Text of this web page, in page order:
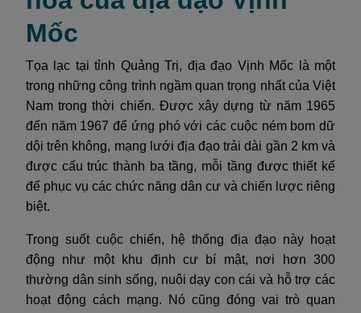
Mốc
Tọa lạc tại tỉnh Quảng Trị, địa đạo Vịnh Mốc là một
trong những công trình ngầm quan trọng nhất của Việt
Nam trong thời chiến. Được xây dựng từ năm 1965
đến năm 1967 để ứng phó với các cuộc ném bom dữ
dội trên không, mạng lưới địa đạo trải dài gần 2 km và
được cấu trúc thành ba tầng, mỗi tầng được thiết kế
để phục vụ các chức năng dân cư và chiến lược riêng
biệt.
Trong suốt cuộc chiến, hệ thống địa đạo này hoạt
động như một khu định cư bí mật, nơi hơn 300
thường dân sinh sống, nuôi dạy con cái và hỗ trợ các
hoạt động cách mạng. Nó cũng đóng vai trò quan